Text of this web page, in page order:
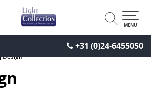
+31 (0)24-6455050
MENU
Design